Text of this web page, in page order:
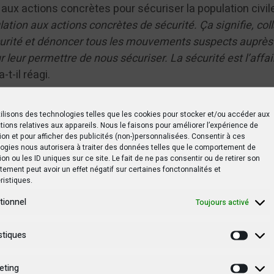
des technologies telles que les cookies pour stocker et/ou accéder aux
relatives aux appareils. Nous le faisons pour améliorer l’expérience de
et pour afficher des publicités (non-)personnalisées. Consentir à ces
nous autorisera à traiter des données telles que le comportement de
ou les ID uniques sur ce site. Le fait de ne pas consentir ou de retirer son
peut avoir un effet négatif sur certaines fonctonnalités et
Toujours activé
actions concrètes pour sécuriser la population
aux actions concrètes de sécurité. Ça signifie,
et dénoncer tous les mouvements suspects
leur permettre de nous sécuriser. La sécurité est
t-il réagi.
PrintPartager
: Patrick Munyomo va apporter son soutien aux familles